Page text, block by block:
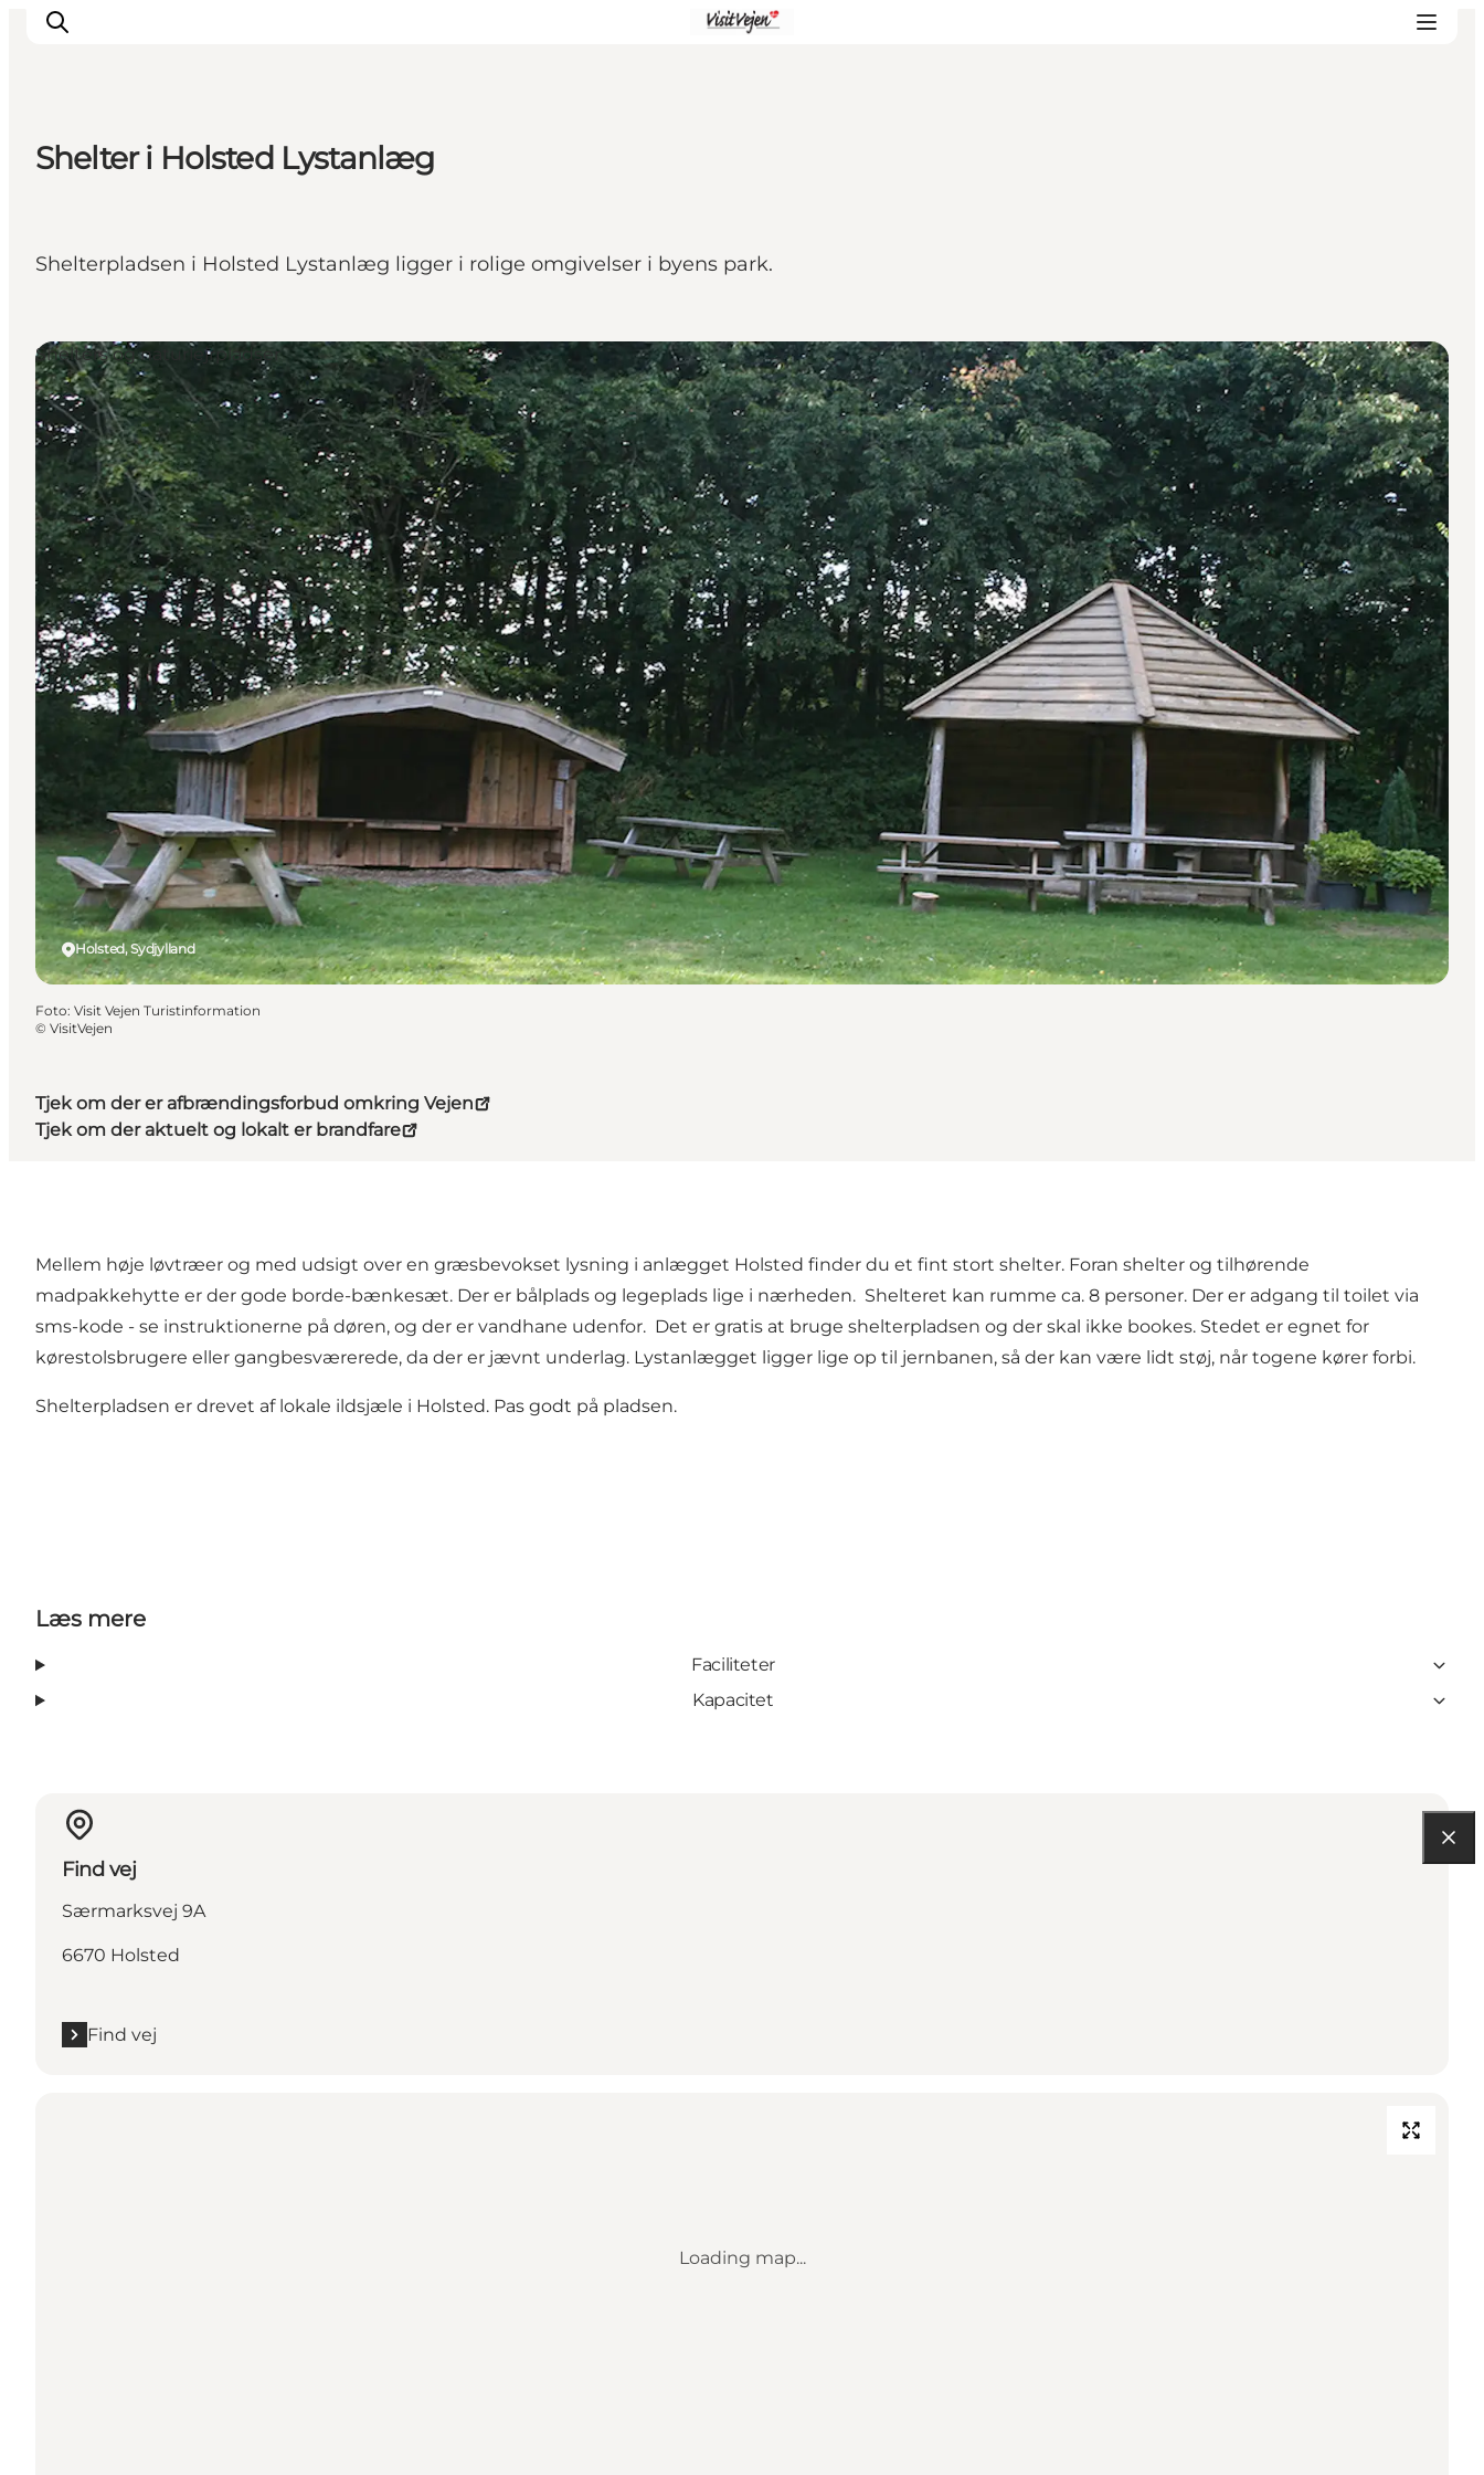
Natur
Se og oplev
Events
Udforsk
Shelter i Holsted Lystanlæg
Shelterpladsen i Holsted Lystanlæg ligger i rolige omgivelser i byens park.
Tjek om der er afbrændingsforbud omkring Vejen
Tjek om der aktuelt og lokalt er brandfare
Holsted, Sydjylland
Shelters og naturlejrpladser
Foto: Visit Vejen Turistinformation
© VisitVejen
Mellem høje løvtræer og med udsigt over en græsbevokset lysning i anlægget Holsted finder du et fint stort shelter. Foran shelter og tilhørende
madpakkehytte er der gode borde-bænkesæt. Der er bålplads og legeplads lige i nærheden. Shelteret kan rumme ca. 8 personer. Der er adgang til toilet via
sms-kode - se instruktionerne på døren, og der er vandhane udenfor. Det er gratis at bruge shelterpladsen og der skal ikke bookes. Stedet er egnet for
kørestolsbrugere eller gangbesværerede, da der er jævnt underlag. Lystanlægget ligger lige op til jernbanen, så der kan være lidt støj, når togene kører forbi.
Shelterpladsen er drevet af lokale ildsjæle i Holsted. Pas godt på pladsen.
Læs mere
Faciliteter
Kapacitet
Find vej
Særmarksvej 9A
6670 Holsted
Find vej
Loading map...